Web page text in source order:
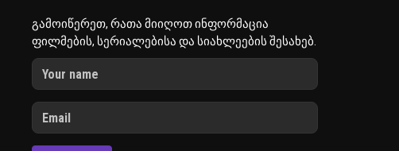
გამოიწერეთ, რათა მიიღოთ ინფორმაცია
ფილმების, სერიალებისა და სიახლეების შესახებ.